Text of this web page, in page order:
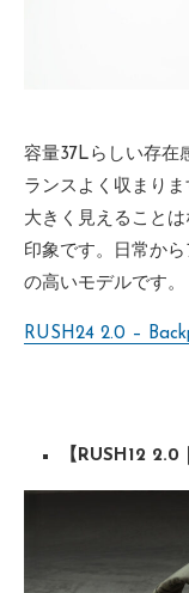
容量37Lらしい存在
ランスよく収まり
大きく見えること
印象です。日常か
の高いモデルです。
RUSH24 2.0 –
【RUSH12 2.0